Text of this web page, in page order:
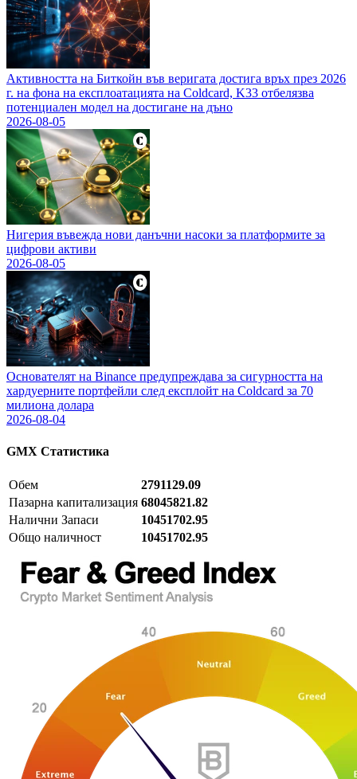
Активността на Биткойн във веригата достига връх през 2026
г. на фона на експлоатацията на Coldcard, K33 отбелязва
потенциален модел на достигане на дъно
2026-08-05
Нигерия въвежда нови данъчни насоки за платформите за
цифрови активи
2026-08-05
Основателят на Binance предупреждава за сигурността на
хардуерните портфейли след експлойт на Coldcard за 70
милиона долара
2026-08-04
GMX Статистика
Обем
2791129.09
Пазарна капитализация 68045821.82
Налични Запаси
10451702.95
Общо наличност
10451702.95